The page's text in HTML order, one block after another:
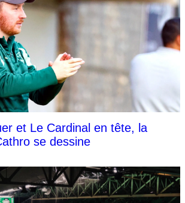
et Le Cardinal en tête, la
se dessine